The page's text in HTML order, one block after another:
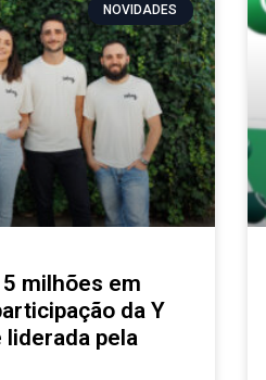
NOVIDADES
milhões em
da Y
liderada pela